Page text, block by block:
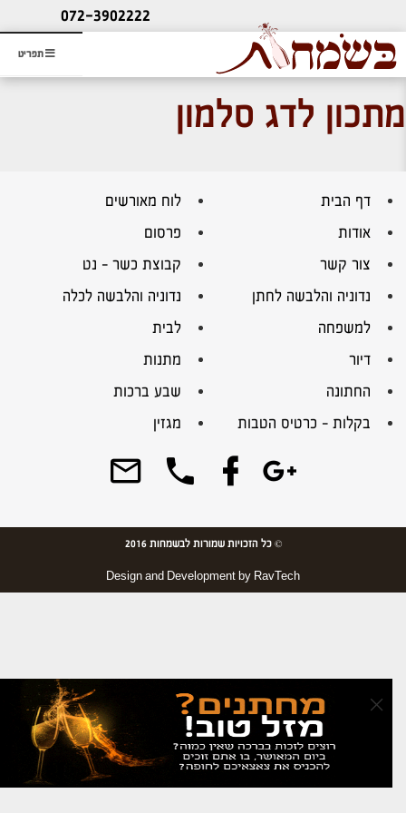
תפריט
ליעוץ חינם
והזמנת כרטיס שמחות
072-3902222
מתכון לדג סלמון
דף הבית
לוח מאורשים
אודות
פרסום
צור קשר
קבוצת כשר – נט
נדוניה והלבשה לחתן
נדוניה והלבשה לכלה
למשפחה
לבית
דיור
מתנות
החתונה
שבע ברכות
בקלות – כרטיס הטבות
מגזין
×
© כל הזכויות שמורות לבשמחות 2016
Design and Development by RavTech